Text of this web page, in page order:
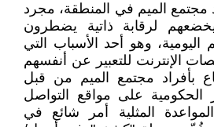
مجتمع الميم في المنطقة، مجرد
لرقابة ذاتية يضطرون
اليومية، وهو أحد الأسباب التي
الإنترنت للتعبير عن أنفسهم
بأفراد مجتمع الميم من قبل
الحكومية على مواقع التواصل
المثلية أمر شائع في